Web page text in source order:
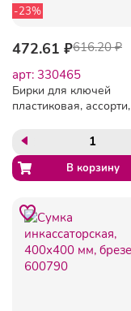
-23%
472.61 ₽616.20 ₽
арт: 330465
Бирки для ключей
пластиковая, ассорти,